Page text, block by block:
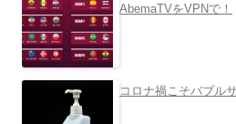
AbemaTVをVPNで！
コロナ禍こそバブル